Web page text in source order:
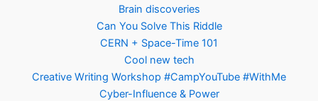
Brain discoveries
Can You Solve This Riddle
CERN + Space-Time 101
Cool new tech
Creative Writing Workshop #CampYouTube #WithMe
Cyber-Influence & Power